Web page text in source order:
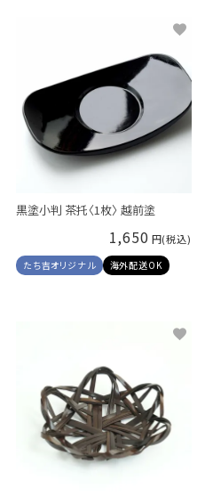
黒塗小判 茶托〈1枚〉 越前塗
1,650
たち吉オリジナル 海外配送OK